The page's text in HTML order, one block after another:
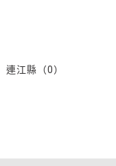
連江縣（0）